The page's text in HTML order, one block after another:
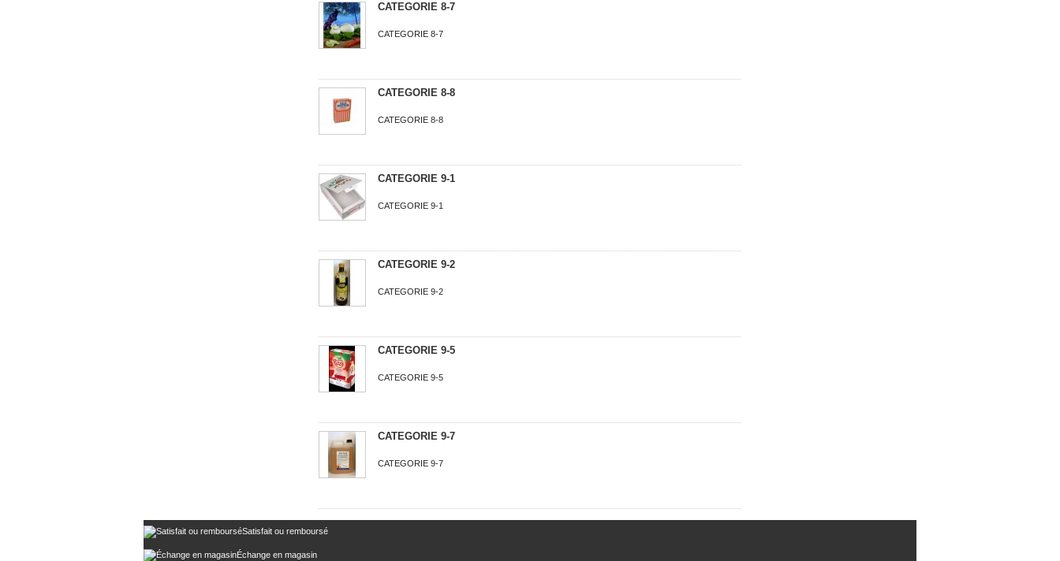
CATEGORIE 8-7
CATEGORIE 8-7
CATEGORIE 8-8
CATEGORIE 8-8
CATEGORIE 9-1
CATEGORIE 9-1
CATEGORIE 9-2
CATEGORIE 9-2
CATEGORIE 9-5
CATEGORIE 9-5
CATEGORIE 9-7
CATEGORIE 9-7
Satisfait ou remboursé
Échange en magasin